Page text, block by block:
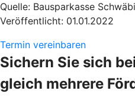
Quelle: Bausparkasse
Veröffentlicht: 01.01.2022
Termin vereinbaren
Sichern Sie sich
gleich mehrere